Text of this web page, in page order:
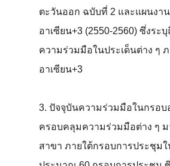
ตะวันออก ฉบับที่ 2 และแผนงา
อาเซียน+3 (2550-2560) ซึ่งระ
ความร่วมมือในประเด็นต่าง ๆ
อาเซียน+3
3. ปัจจุบันความร่วมมือในกรอบ
ครอบคลุมความร่วมมือต่าง ๆ ม
สาขา ภายใต้กรอบการประชุมใ